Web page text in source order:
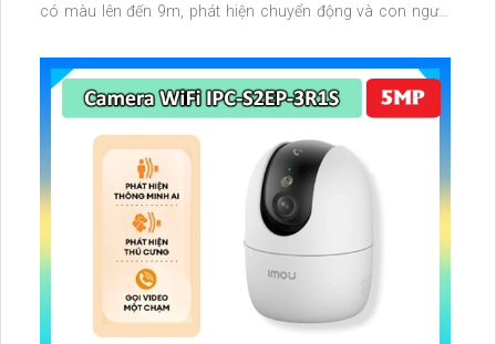
có màu lên đến 9m, phát hiện chuyển động và con người
512GB